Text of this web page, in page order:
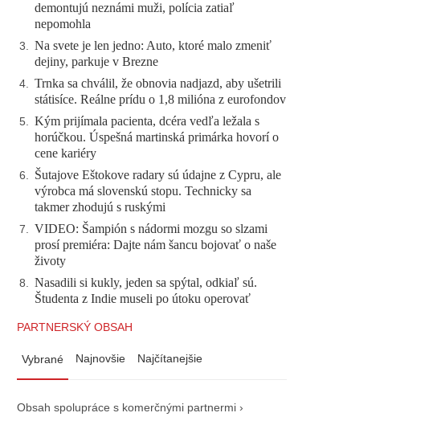
demontujú neznámi muži, polícia zatiaľ
nepomohla
3. Na svete je len jedno: Auto, ktoré malo zmeniť
dejiny, parkuje v Brezne
4. Trnka sa chválil, že obnovia nadjazd, aby ušetrili
státisíce. Reálne prídu o 1,8 milióna z eurofondov
5. Kým prijímala pacienta, dcéra vedľa ležala s
horúčkou. Úspešná martinská primárka hovorí o
cene kariéry
6. Šutajove Eštokove radary sú údajne z Cypru, ale
výrobca má slovenskú stopu. Technicky sa
takmer zhodujú s ruskými
7. VIDEO: Šampión s nádormi mozgu so slzami
prosí premiéra: Dajte nám šancu bojovať o naše
životy
8. Nasadili si kukly, jeden sa spýtal, odkiaľ sú.
Študenta z Indie museli po útoku operovať
PARTNERSKÝ OBSAH
Vybrané Najnovšie Najčítanejšie
Obsah spolupráce s komerčnými partnermi ›